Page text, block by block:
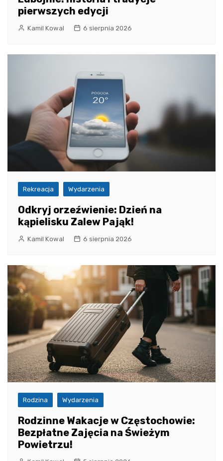
pierwszych edycji
Kamil Kowal 6 sierpnia 2026
Rekreacja Wydarzenia
Odkryj orzeźwienie: Dzień na
kąpielisku Zalew Pająk!
Kamil Kowal 6 sierpnia 2026
Rodzina Wydarzenia
Rodzinne Wakacje w Częstochowie:
Bezpłatne Zajęcia na Świeżym
Powietrzu!